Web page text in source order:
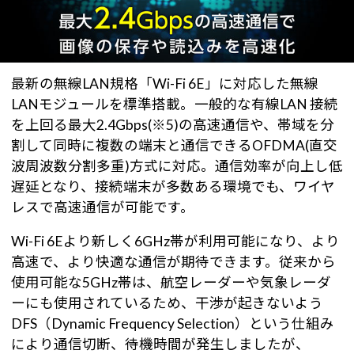
最新の無線LAN規格「Wi-Fi 6E」に対応した無線
LANモジュールを標準搭載。一般的な有線LAN 接続
を上回る最大2.4Gbps(※5)の高速通信や、帯域を分
割して同時に複数の端末と通信できるOFDMA(直交
波周波数分割多重)方式に対応。通信効率が向上し低
遅延となり、接続端末が多数ある環境でも、ワイヤ
レスで高速通信が可能です。
Wi-Fi 6Eより新しく6GHz帯が利用可能になり、より
高速で、より快適な通信が期待できます。従来から
使用可能な5GHz帯は、航空レーダーや気象レーダ
ーにも使用されているため、干渉が起きないよう
DFS（Dynamic Frequency Selection）という仕組み
により通信切断、待機時間が発生しましたが、